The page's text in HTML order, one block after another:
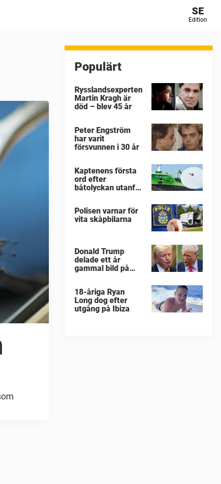
SE
Edition
Populärt
Rysslandsexperten
Martin Kragh är
död – blev 45 år
Peter Engström
har varit
försvunnen i 30 år
Kaptenens första
ord efter
båtolyckan utanför
Polisen varnar för
vita skåpbilarna
Donald Trump
delade ett år
gammal bild på
18-åriga Ryan
Long dog efter
utgång på Ibiza